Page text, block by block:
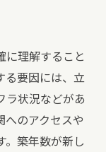
に理解すること
る要因には、立
ラ状況などがあ
へのアクセスや
。築年数が新し